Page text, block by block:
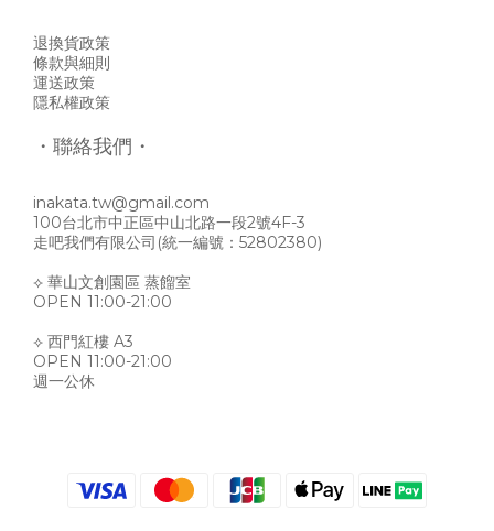
退換貨政策
條款與細則
運送政策
隱私權政策
・聯絡我們・
inakata.tw@gmail.com
100台北市中正區中山北路一段2號4F-3
走吧我們有限公司(統一編號：52802380)
⟡ 華山文創園區 蒸餾室
OPEN 11:00-21:00
⟡ 西門紅樓 A3
OPEN 11:00-21:00
週一公休